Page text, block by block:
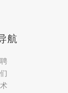
航